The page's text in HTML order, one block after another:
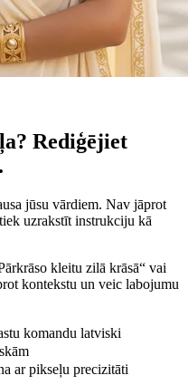
Rediģējiet
jūsu vārdiem. Nav jāprot
uzrakstīt instrukciju kā
kleitu zilā krāsā“ vai
kontekstu un veic labojumu
komandu latviski
ar pikseļu precizitāti